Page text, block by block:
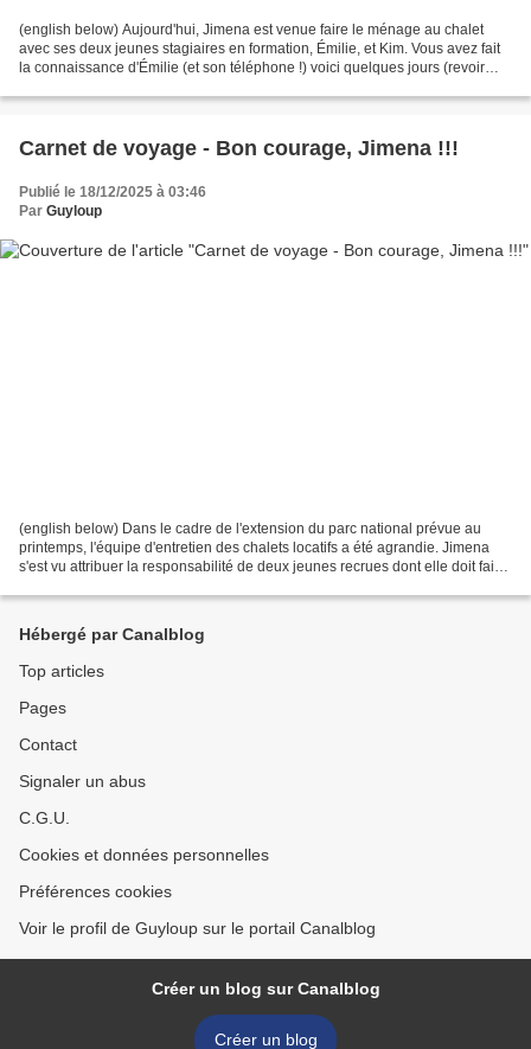
(english below) Aujourd'hui, Jimena est venue faire le ménage au chalet
avec ses deux jeunes stagiaires en formation, Émilie, et Kim. Vous avez fait
la connaissance d'Émilie (et son téléphone !) voici quelques jours (revoir
Carnet de voyage - Bon courage, Jimena !!!
Publié le 18/12/2025 à 03:46
Par Guyloup
(english below) Dans le cadre de l'extension du parc national prévue au
printemps, l'équipe d'entretien des chalets locatifs a été agrandie. Jimena
s'est vu attribuer la responsabilité de deux jeunes recrues dont elle doit faire
Hébergé par Canalblog
Top articles
Pages
Contact
Signaler un abus
C.G.U.
Cookies et données personnelles
Préférences cookies
Voir le profil de Guyloup sur le portail Canalblog
Créer un blog sur Canalblog
Créer un blog